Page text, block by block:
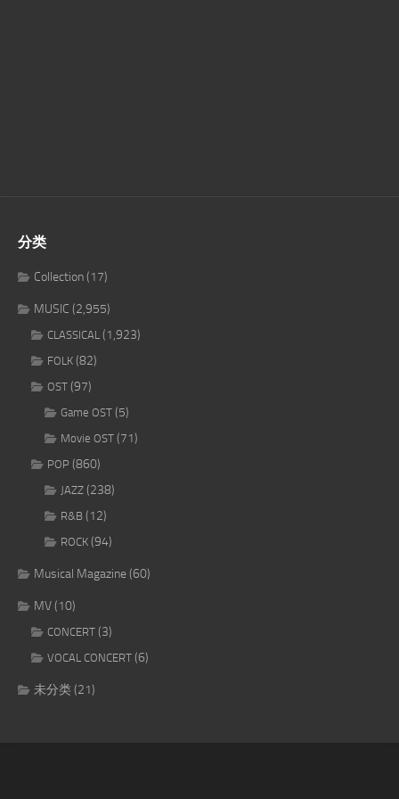
分类
Collection(17)
MUSIC (2,955)
CLASSICAL (1,923)
FOLK (82)
OST (97)
Game OST (5)
Movie OST (71)
POP (860)
JAZZ (238)
R&B (12)
ROCK (94)
Musical Magazine(60)
MV(10)
CONCERT (3)
VOCAL CONCERT (6)
未分类(21)